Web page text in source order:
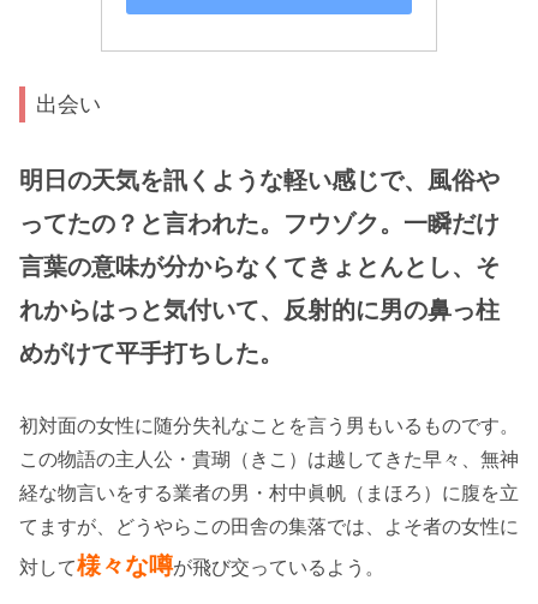
出会い
明日の天気を訊くような軽い感じで、風俗や
ってたの？と言われた。フウゾク。一瞬だけ
言葉の意味が分からなくてきょとんとし、そ
れからはっと気付いて、反射的に男の鼻っ柱
めがけて平手打ちした。
初対面の女性に随分失礼なことを言う男もいるものです。
この物語の主人公・貴瑚（きこ）は越してきた早々、無神
経な物言いをする業者の男・村中眞帆（まほろ）に腹を立
てますが、どうやらこの田舎の集落では、よそ者の女性に
対して様々な噂が飛び交っているよう。